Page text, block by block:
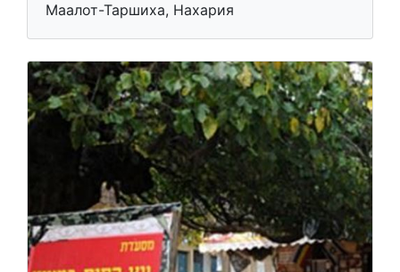
Маалот-Таршиха, Нахария